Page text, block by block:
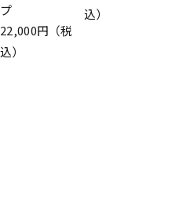
プ
22,000円（税
込）
込）